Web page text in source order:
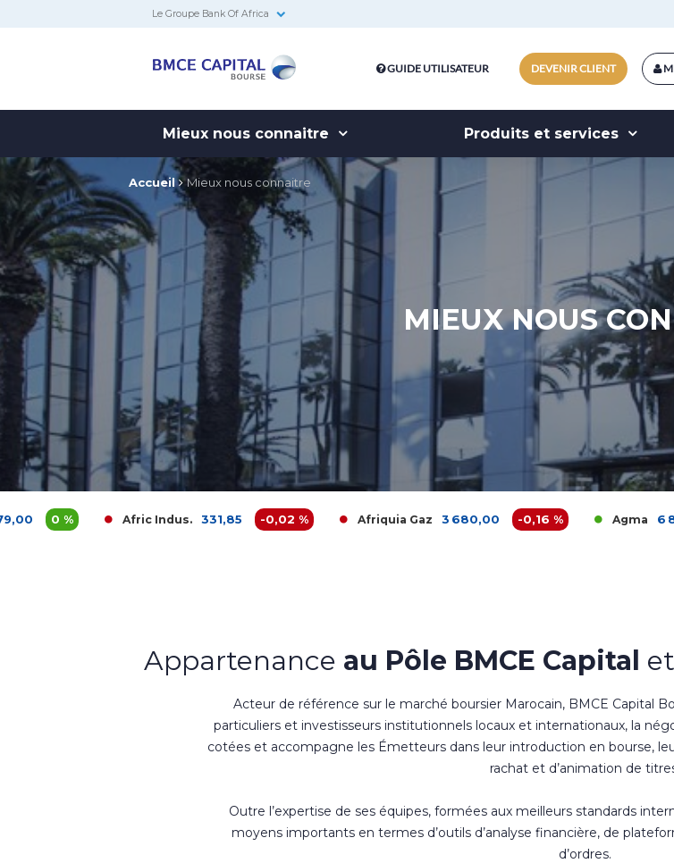
Le Groupe Bank Of Africa
Bourse
DEVENIR CLIENT
GUIDE UTILISATEUR
Mieux nous connaitre Produits et services
Accueil Mieux nous connaitre
MIEUX NOUS
Afric Indus. 331,85 -0,02 % Afriquia Gaz 3 680,00 -0,16 % Agma 6 860,00 0 %
Appartenance au Pôle BMCE Capital
Acteur de référence sur le marché boursier Marocain, BMCE Capital
particuliers et investisseurs institutionnels locaux et internationaux, la
cotées et accompagne les Émetteurs dans leur introduction en bourse,
rachat et d’animation de
Outre l’expertise de ses équipes, formées aux meilleurs standards
moyens importants en termes d’outils d’analyse financière, de
d’ordres.